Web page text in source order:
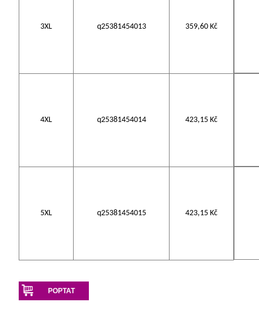
3XL q25381454013 359,60 Kč
4XL q25381454014 423,15 Kč
5XL q25381454015 423,15 Kč
POPTAT